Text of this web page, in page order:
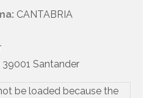
CANTABRIA
39001 Santander
be loaded because the